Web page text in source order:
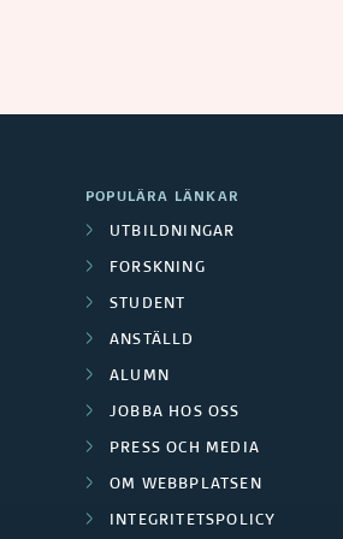
POPULÄRA LÄNKAR
UTBILDNINGAR
FORSKNING
STUDENT
ANSTÄLLD
ALUMN
JOBBA HOS OSS
PRESS OCH MEDIA
OM WEBBPLATSEN
INTEGRITETSPOLICY